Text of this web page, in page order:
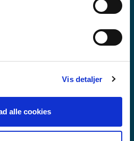
Vis detaljer
alle cookies